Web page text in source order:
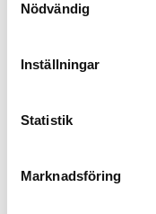
Nödvändig
Inställningar
Statistik
Marknadsföring
Värdar,
Ekonomi,
Offentlig sektor –